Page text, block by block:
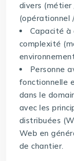
divers
(opérationnel
Capacité à
complexité
Personne
fonctionnelle
dans le
avec les
distribuées
Web en
de chantier.